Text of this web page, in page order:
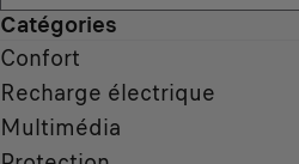
Catégories
Confort
Recharge électrique
Multimédia